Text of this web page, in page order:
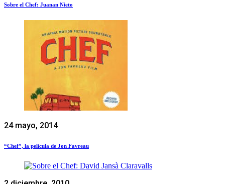
Sobre el Chef: Juanan Nieto
24 mayo, 2014
“Chef”, la película de Jon Favreau